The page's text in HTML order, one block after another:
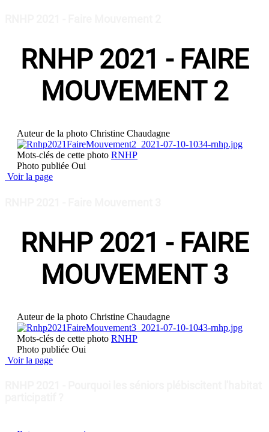
RNHP 2021 - FAIRE
MOUVEMENT 2
Auteur de la photo Christine Chaudagne
Mots-clés de cette photo RNHP
Photo publiée Oui
Voir la page
RNHP 2021 - FAIRE
MOUVEMENT 3
Auteur de la photo Christine Chaudagne
Mots-clés de cette photo RNHP
Photo publiée Oui
Voir la page